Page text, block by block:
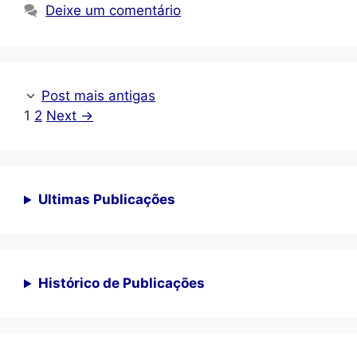
Deixe um comentário
Post mais antigas
Page
1 Page
2 Next →
Ultimas Publicações
Histórico de Publicações